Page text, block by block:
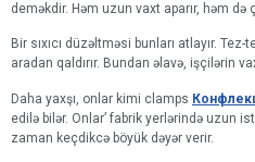
deməkdir. Həm uzun vaxt aparır, həm də
Bir sıxıcı düzəltməsi bunları atlayır.
aradan qaldırır. Bundan əlavə, işçilərin
Daha yaxşı, onlar kimi clamps
edilə bilər. Onlar’ fabrik yerlərində uzun
zaman keçdikcə böyük dəyər verir.